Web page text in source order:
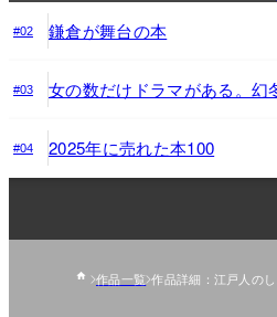
#02 鎌倉が舞台の本
#03 女の数だけドラマがある。幻
#04 2025年に売れた本100
作品一覧 作品詳細：江戸人の